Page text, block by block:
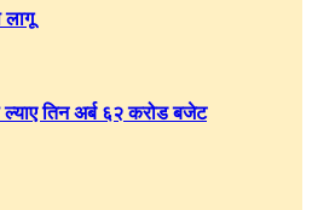
लागू
तिन अर्ब ६२ करोड बजेट